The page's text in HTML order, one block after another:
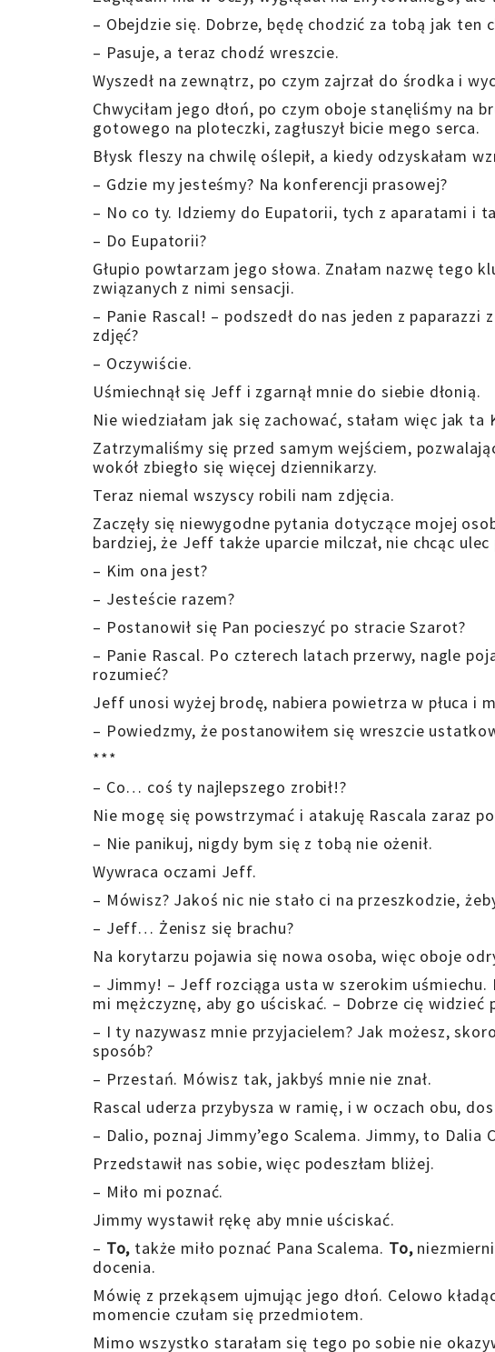
– Obejdzie się. Dobrze, będę chodzić za tobą jak ten
– Pasuje, a teraz chodź wreszcie.
Wyszedł na zewnątrz, po czym zajrzał do środka i
Chwyciłam jego dłoń, po czym oboje stanęliśmy na
gotowego na ploteczki, zagłuszył bicie mego serca.
Błysk fleszy na chwilę oślepił, a kiedy odzyskałam
– Gdzie my jesteśmy? Na konferencji prasowej?
– No co ty. Idziemy do Eupatorii, tych z aparatami i
– Do Eupatorii?
Głupio powtarzam jego słowa. Znałam nazwę tego
związanych z nimi sensacji.
– Panie Rascal! – podszedł do nas jeden z
zdjęć?
– Oczywiście.
Uśmiechnął się Jeff i zgarnął mnie do siebie dłonią.
Nie wiedziałam jak się zachować, stałam więc jak ta
Zatrzymaliśmy się przed samym wejściem,
wokół zbiegło się więcej dziennikarzy.
Teraz niemal wszyscy robili nam zdjęcia.
Zaczęły się niewygodne pytania dotyczące mojej
bardziej, że Jeff także uparcie milczał, nie chcąc
– Kim ona jest?
– Jesteście razem?
– Postanowił się Pan pocieszyć po stracie Szarot?
– Panie Rascal. Po czterech latach przerwy, nagle
rozumieć?
Jeff unosi wyżej brodę, nabiera powietrza w płuca i
– Powiedzmy, że postanowiłem się wreszcie
***
– Co… coś ty najlepszego zrobił!?
Nie mogę się powstrzymać i atakuję Rascala zaraz
– Nie panikuj, nigdy bym się z tobą nie ożenił.
Wywraca oczami Jeff.
– Mówisz? Jakoś nic nie stało ci na przeszkodzie,
– Jeff… Żenisz się brachu?
Na korytarzu pojawia się nowa osoba, więc oboje
– Jimmy! – Jeff rozciąga usta w szerokim uśmiechu.
mi mężczyznę, aby go uściskać. – Dobrze cię widzieć
– I ty nazywasz mnie przyjacielem? Jak możesz,
sposób?
– Przestań. Mówisz tak, jakbyś mnie nie znał.
Rascal uderza przybysza w ramię, i w oczach obu,
– Dalio, poznaj Jimmy’ego Scalema. Jimmy, to Dalia
Przedstawił nas sobie, więc podeszłam bliżej.
– Miło mi poznać.
Jimmy wystawił rękę aby mnie uściskać.
– To, także miło poznać Pana Scalema. To,
docenia.
Mówię z przekąsem ujmując jego dłoń. Celowo
momencie czułam się przedmiotem.
Mimo wszystko starałam się tego po sobie nie